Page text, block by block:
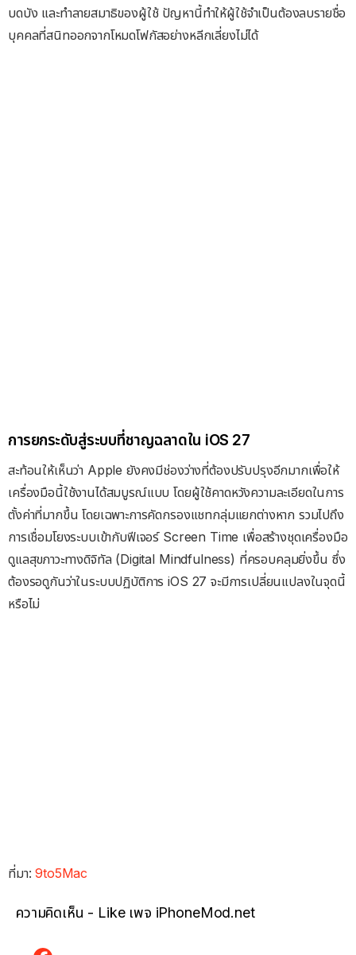
บดบัง และทำลายสมาธิของผู้ใช้ ปัญหานี้ทำให้ผู้ใช้จำเป็นต้องลบรายชื่อ
บุคคลที่สนิทออกจากโหมดโฟกัสอย่างหลีกเลี่ยงไม่ได้
การยกระดับสู่ระบบที่ชาญฉลาดใน iOS 27
สะท้อนให้เห็นว่า Apple ยังคงมีช่องว่างที่ต้องปรับปรุงอีกมากเพื่อให้
เครื่องมือนี้ใช้งานได้สมบูรณ์แบบ โดยผู้ใช้คาดหวังความละเอียดในการ
ตั้งค่าที่มากขึ้น โดยเฉพาะการคัดกรองแชทกลุ่มแยกต่างหาก รวมไปถึง
การเชื่อมโยงระบบเข้ากับฟีเจอร์ Screen Time เพื่อสร้างชุดเครื่องมือ
ดูแลสุขภาวะทางดิจิทัล (Digital Mindfulness) ที่ครอบคลุมยิ่งขึ้น ซึ่ง
ต้องรอดูกันว่าในระบบปฏิบัติการ iOS 27 จะมีการเปลี่ยนแปลงในจุดนี้
หรือไม่
ที่มา:9to5Mac
ความคิดเห็น - Like เพจ iPhoneMod.net